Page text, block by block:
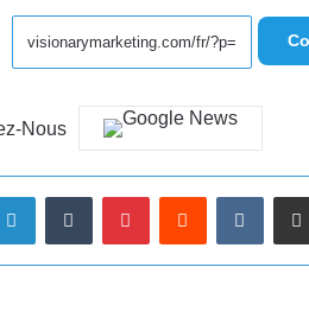
Nous
LinkedinTumblrPinterestReddit